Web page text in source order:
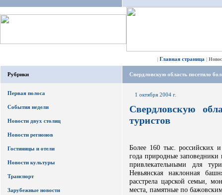
| Главная страница |
Рубрики
Первая полоса
События недели
Новости двух столиц
Новости регионов
Гостиницы и отели
Новости культуры
Транспорт
Зарубежные новости
Свердловскую область посетило
1 октября 2004 г.
Свердловскую
туристов
Более 160 тыс. российских
года природные заповедники
привлекательными для
Невьянская наклонная
расстрела царской семьи,
места, памятные по